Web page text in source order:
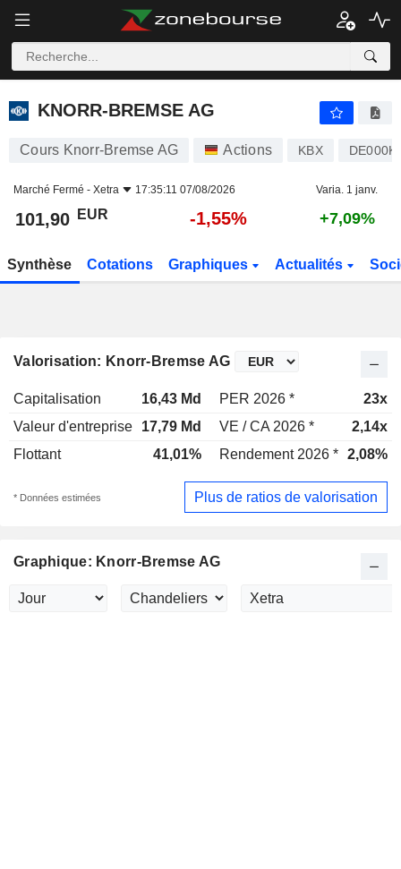
KNORR-BREMSE AG
KNORR-BREMSE AG
Cours Knorr-Bremse AG Actions KBX
Marché Fermé - Xetra 17:35:11 07/08/2026 Varia. 1 janv.
101,90 EUR -1,55% +7,09%
Synthèse Cotations Graphiques Actualités
Valorisation: Knorr-Bremse AG
Capitalisation 16,43 Md PER 2026 *
23x
Valeur d'entreprise
17,79 Md VE / CA 2026 *
2,14x
Flottant
41,01% Rendement 2026 * 2,08%
* Données estimées Plus de ratios de valorisation
Graphique: Knorr-Bremse AG